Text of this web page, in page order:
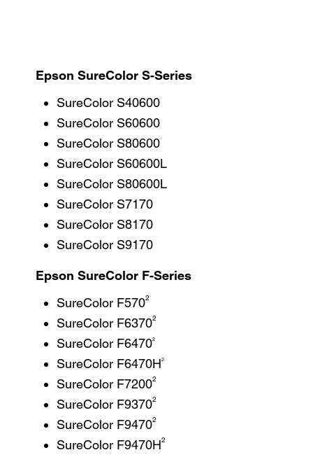
Epson SureColor S-Series
SureColor S40600
SureColor S60600
SureColor S80600
SureColor S60600L
SureColor S80600L
SureColor S7170
SureColor S8170
SureColor S9170
Epson SureColor F-Series
SureColor F5702
SureColor F63702
SureColor F64702
SureColor F6470H2
SureColor F72002
SureColor F93702
SureColor F94702
SureColor F9470H2